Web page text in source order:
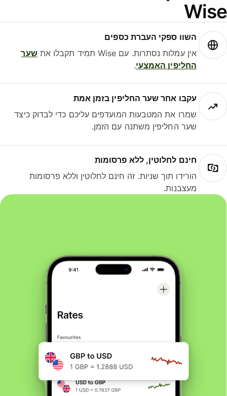
השוו ספקי העברת כספים
אין עמלות נסתרות. עם Wise תמיד תקבלו את
שער
החליפין האמצעי.
עקבו אחר שער החליפין בזמן אמת
שמרו את המטבעות המועדפים עליכם כדי לבדוק כיצד
שער החליפין משתנה עם הזמן.
חינם לחלוטין, ללא פרסומות
הורידו תוך שניות. זה חינם לחלוטין וללא פרסומות
מעצבנות.